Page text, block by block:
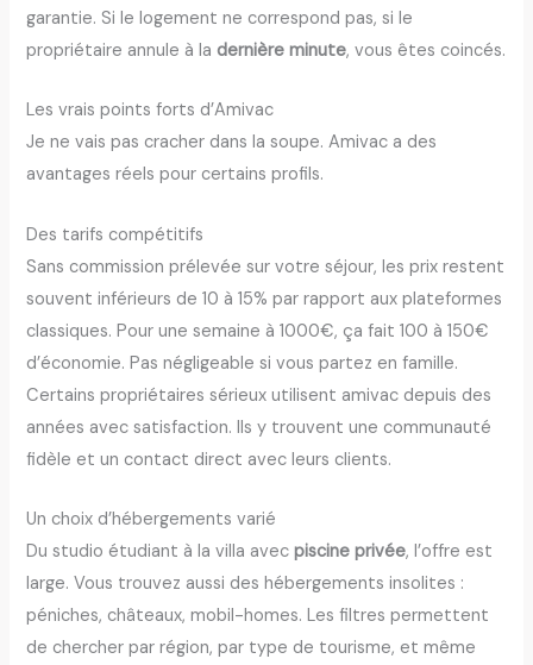
garantie. Si le logement ne correspond pas, si le
propriétaire annule à ladernière minute, vous êtes coincés.
Les vrais points forts d’Amivac
Je ne vais pas cracher dans la soupe. Amivac a des
avantages réels pour certains profils.
Des tarifs compétitifs
Sans commission prélevée sur votre séjour, les prix restent
souvent inférieurs de 10 à 15% par rapport aux plateformes
classiques. Pour une semaine à 1000€, ça fait 100 à 150€
d’économie. Pas négligeable si vous partez en famille.
Certains propriétaires sérieux utilisent amivac depuis des
années avec satisfaction. Ils y trouvent une communauté
fidèle et un contact direct avec leurs clients.
Un choix d’hébergements varié
Du studio étudiant à la villa avecpiscine privée, l’offre est
large. Vous trouvez aussi des hébergements insolites :
péniches, châteaux, mobil-homes. Les filtres permettent
de chercher par région, par type de tourisme, et même